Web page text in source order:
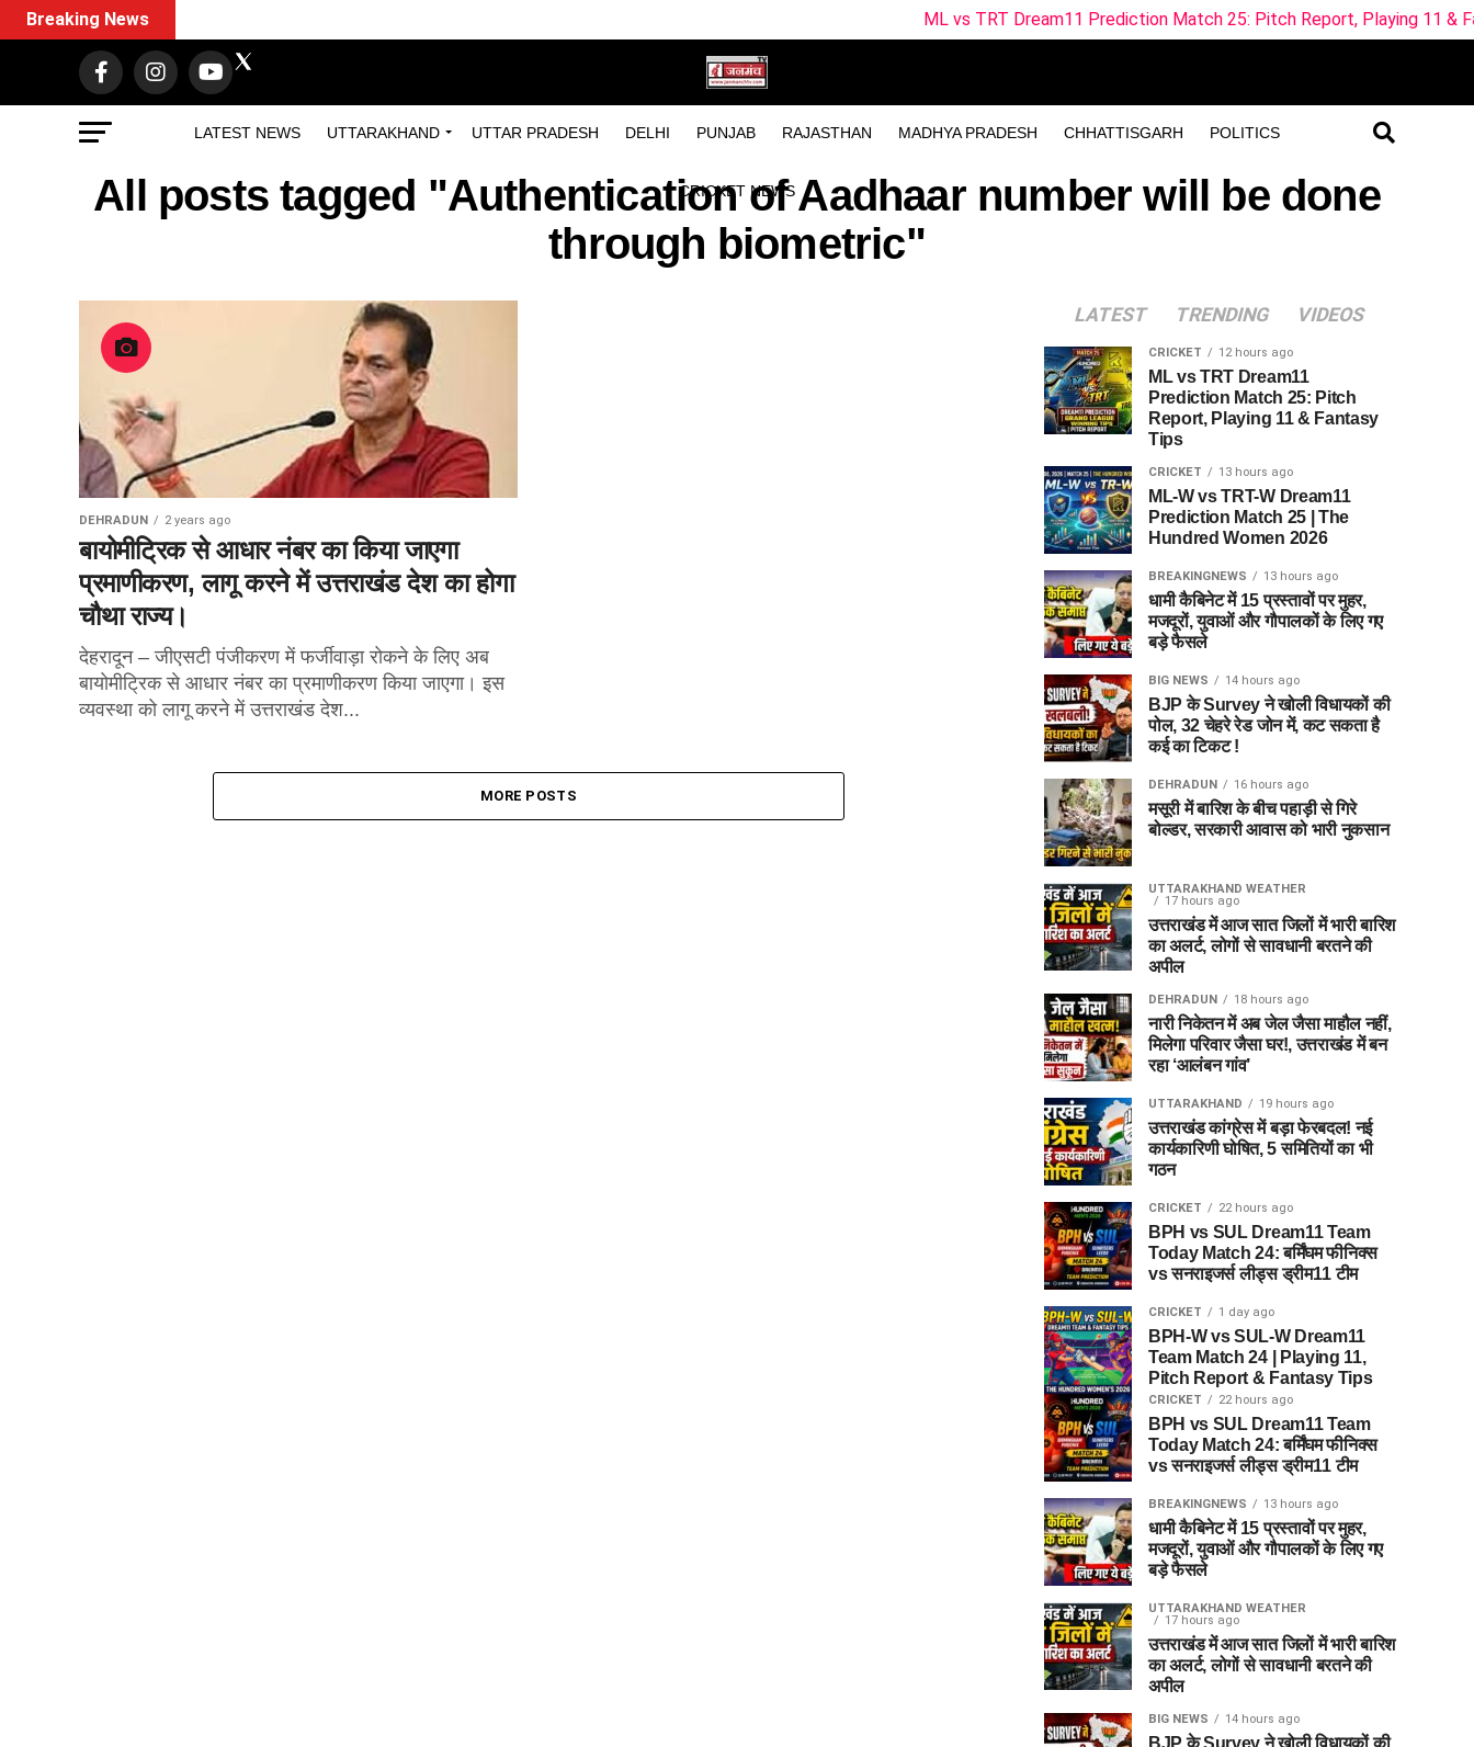
LATEST NEWS UTTARAKHAND UTTAR PRADESH DELHI PUNJAB RAJASTHAN MADHYA PRADESH CHHATTISGARH POLITICS
CRICKET NEWS
Breaking News ML vs TRT Dream11 Prediction Match 25: Pitch Report, Playing 11 & Fantasy
All posts tagged "Authentication of Aadhaar number will be done
through biometric"
DEHRADUN 2 years ago
बायोमीट्रिक से आधार नंबर का किया जाएगा
प्रमाणीकरण, लागू करने में उत्तराखंड देश का होगा
चौथा राज्य।
देहरादून – जीएसटी पंजीकरण में फर्जीवाड़ा रोकने के लिए अब
बायोमीट्रिक से आधार नंबर का प्रमाणीकरण किया जाएगा। इस
व्यवस्था को लागू करने में उत्तराखंड देश...
MORE POSTS
LATEST TRENDING VIDEOS
CRICKET 12 hours ago
ML vs TRT Dream11
Prediction Match 25: Pitch
Report, Playing 11 & Fantasy
Tips
CRICKET 13 hours ago
ML-W vs TRT-W Dream11
Prediction Match 25 | The
Hundred Women 2026
BREAKINGNEWS 13 hours ago
धामी कैबिनेट में 15 प्रस्तावों पर मुहर,
मजदूरों, युवाओं और गौपालकों के लिए गए
बड़े फैसले
BIG NEWS 14 hours ago
BJP के Survey ने खोली विधायकों की
पोल, 32 चेहरे रेड जोन में, कट सकता है
कई का टिकट !
DEHRADUN 16 hours ago
मसूरी में बारिश के बीच पहाड़ी से गिरे
बोल्डर, सरकारी आवास को भारी नुकसान
UTTARAKHAND WEATHER
17 hours ago
उत्तराखंड में आज सात जिलों में भारी बारिश
का अलर्ट, लोगों से सावधानी बरतने की
अपील
DEHRADUN 18 hours ago
नारी निकेतन में अब जेल जैसा माहौल नहीं,
मिलेगा परिवार जैसा घर!, उत्तराखंड में बन
रहा ‘आलंबन गांव’
UTTARAKHAND 19 hours ago
उत्तराखंड कांग्रेस में बड़ा फेरबदल! नई
कार्यकारिणी घोषित, 5 समितियों का भी
गठन
CRICKET 22 hours ago
BPH vs SUL Dream11 Team
Today Match 24: बर्मिंघम फीनिक्स
vs सनराइजर्स लीड्स ड्रीम11 टीम
CRICKET 1 day ago
BPH-W vs SUL-W Dream11
Team Match 24 | Playing 11,
Pitch Report & Fantasy Tips
CRICKET 22 hours ago
BPH vs SUL Dream11 Team
Today Match 24: बर्मिंघम फीनिक्स
vs सनराइजर्स लीड्स ड्रीम11 टीम
BREAKINGNEWS 13 hours ago
धामी कैबिनेट में 15 प्रस्तावों पर मुहर,
मजदूरों, युवाओं और गौपालकों के लिए गए
बड़े फैसले
UTTARAKHAND WEATHER
17 hours ago
उत्तराखंड में आज सात जिलों में भारी बारिश
का अलर्ट, लोगों से सावधानी बरतने की
अपील
BIG NEWS 14 hours ago
BJP के Survey ने खोली विधायकों की